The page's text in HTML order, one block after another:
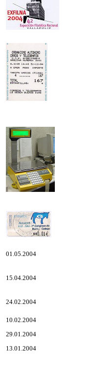
01.05.2004
15.04.2004
24.02.2004
10.02.2004
29.01.2004
13.01.2004